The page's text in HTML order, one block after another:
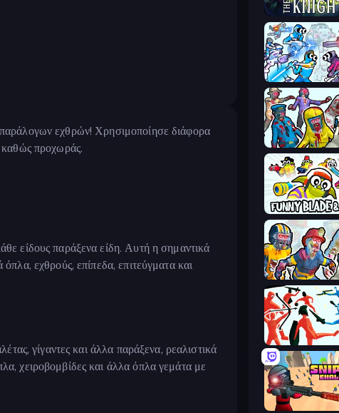
εχθρών! Χρησιμοποίησε διάφορα
καθώς προχωράς.
είδους παράξενα είδη. Αυτή η σημαντικά
όπλα, εχθρούς, επίπεδα, επιτεύγματα και
γίγαντες και άλλα παράξενα, ρεαλιστικά
χειροβομβίδες και άλλα όπλα γεμάτα με
War the Knights
Zombies Shooter
Funny Blade &
Zombies
Funny Battle
Sniper Challenge